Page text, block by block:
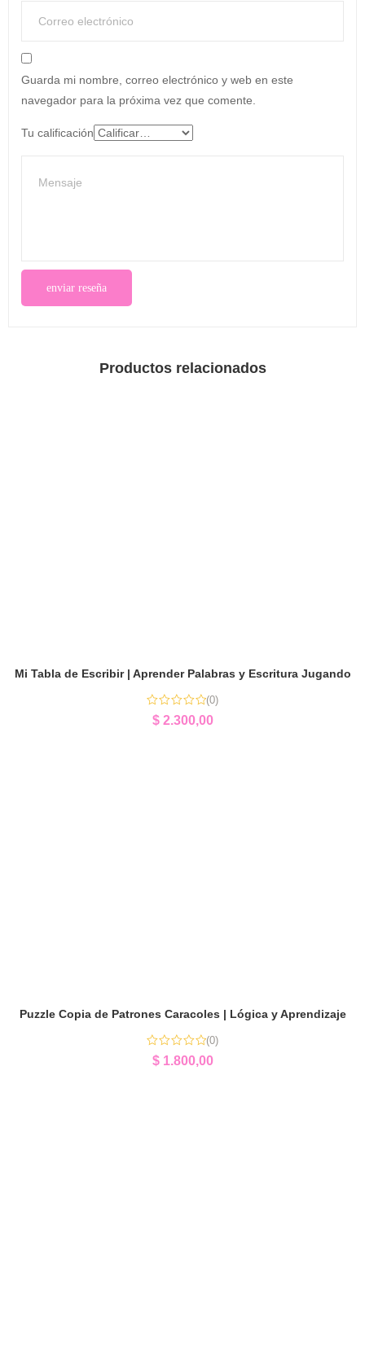
Guarda mi nombre, correo electrónico y web en este
navegador para la próxima vez que comente.
Tu calificación
Productos relacionados
Mi Tabla de Escribir | Aprender Palabras y Escritura Jugando
(0)
$2.300,00
Puzzle Copia de Patrones Caracoles | Lógica y Aprendizaje
(0)
$1.800,00